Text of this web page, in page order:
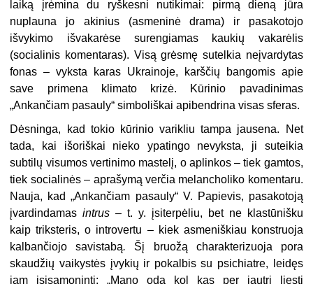
laiką įrėmina du ryškesni nutikimai: pirmą dieną jūra
nuplauna jo akinius (asmeninė drama) ir pasakotojo
išvykimo išvakarėse surengiamas kaukių vakarėlis
(socialinis komentaras). Visą grėsmę sutelkia neįvardytas
fonas – vyksta karas Ukrainoje, karščių bangomis apie
save primena klimato krizė. Kūrinio pavadinimas
„Ankančiam pasauly“ simboliškai apibendrina visas sferas.
Dėsninga, kad tokio kūrinio varikliu tampa jausena. Net
tada, kai išoriškai nieko ypatingo nevyksta, ji suteikia
subtilų visumos vertinimo mastelį, o aplinkos – tiek gamtos,
tiek socialinės – aprašymą verčia melancholiko komentaru.
Nauja, kad „Ankančiam pasauly“ V. Papievis, pasakotoją
įvardindamasintrus –t. y. įsiterpėliu, bet ne klastūnišku
kaip triksteris, o introvertu – kiek asmeniškiau konstruoja
kalbančiojo savistabą. Šį bruožą charakterizuoja pora
skaudžių vaikystės įvykių ir pokalbis su psichiatre, leidęs
jam įsisąmoninti: „Mano oda kol kas per jautri liesti